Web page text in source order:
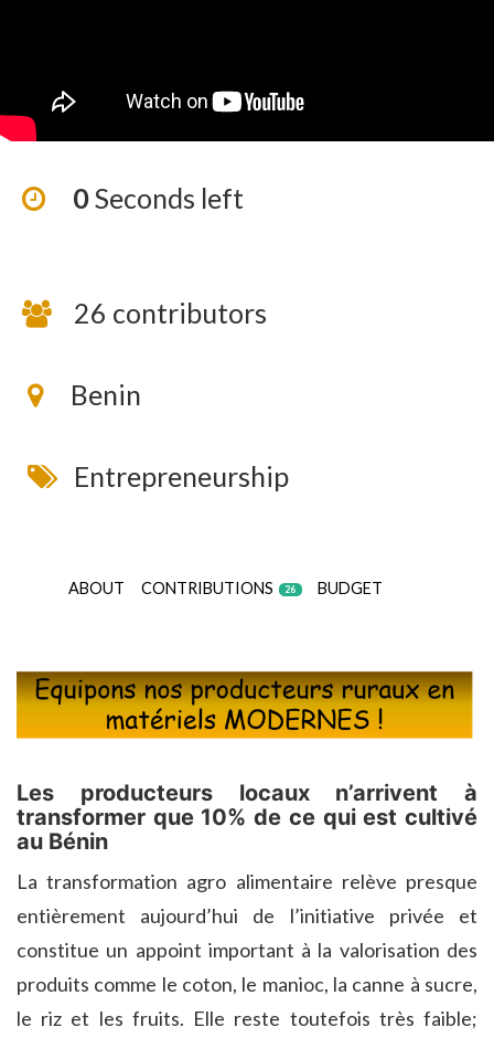
0Seconds left
26 contributors
Benin
Entrepreneurship
ABOUT CONTRIBUTIONS 26 BUDGET
Les producteurs locaux n’arrivent à
transformer que 10% de ce qui est cultivé
au Bénin
La transformation agro alimentaire relève presque
entièrement aujourd’hui de l’initiative privée et
constitue un appoint important à la valorisation des
produits comme le coton, le manioc, la canne à sucre,
le riz et les fruits. Elle reste toutefois très faible;